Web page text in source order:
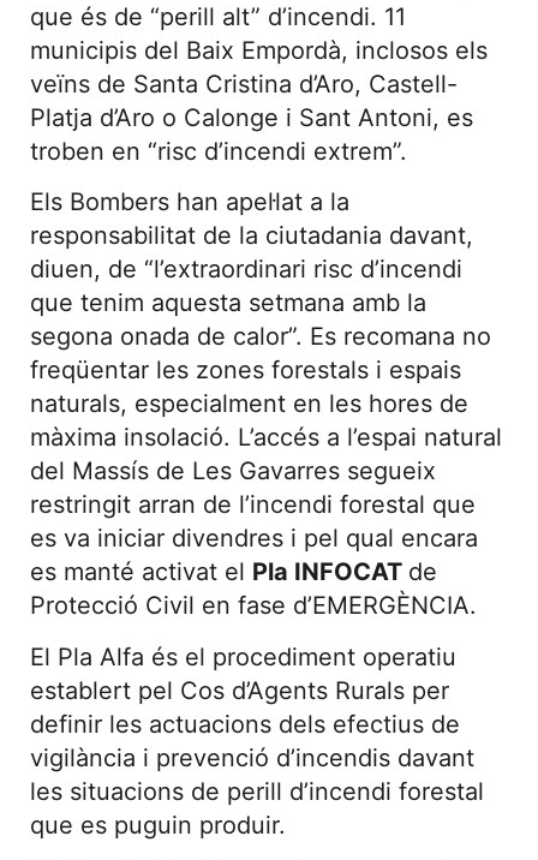
que és de “perill alt” d’incendi. 11
municipis del Baix Empordà, inclosos els
veïns de Santa Cristina d’Aro, Castell-
Platja d’Aro o Calonge i Sant Antoni, es
troben en “risc d’incendi extrem”.
Els Bombers han apel·lat a la
responsabilitat de la ciutadania davant,
diuen, de “l’extraordinari risc d’incendi
que tenim aquesta setmana amb la
segona onada de calor”. Es recomana no
freqüentar les zones forestals i espais
naturals, especialment en les hores de
màxima insolació. L’accés a l’espai natural
del Massís de Les Gavarres segueix
restringit arran de l’incendi forestal que
es va iniciar divendres i pel qual encara
es manté activat el Pla INFOCAT de
Protecció Civil en fase d’EMERGÈNCIA.
El Pla Alfa és el procediment operatiu
establert pel Cos d’Agents Rurals per
definir les actuacions dels efectius de
vigilància i prevenció d’incendis davant
les situacions de perill d’incendi forestal
que es puguin produir.